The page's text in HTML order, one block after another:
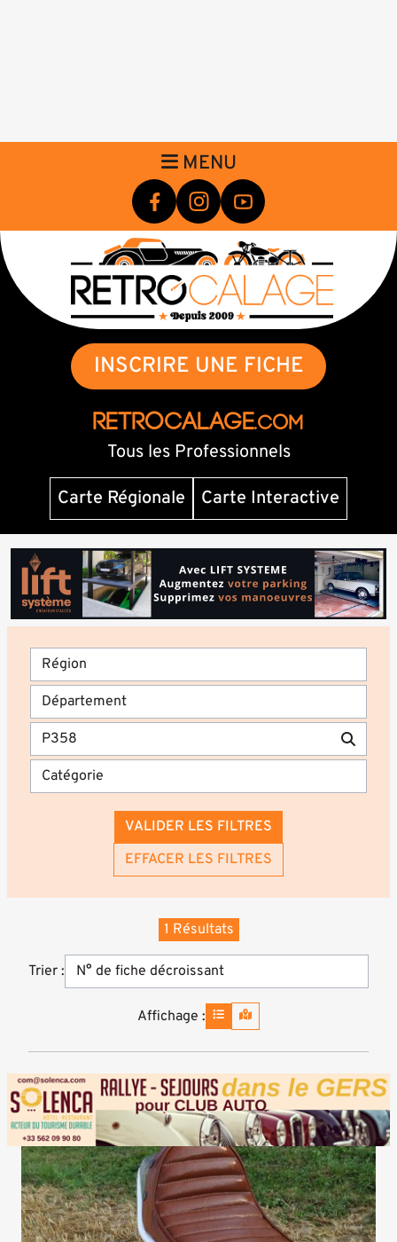
MENU
INSCRIRE UNE FICHE
RETROCALAGE.com
Tous les Professionnels
Carte Régionale
Carte Interactive
VALIDER LES FILTRES
EFFACER LES FILTRES
Trier :
1 Résultats
Affichage :